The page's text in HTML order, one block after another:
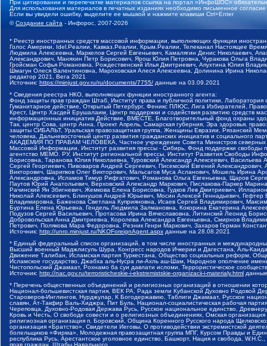
При цитировании и перепечатке материалов ссылка на портал «ИнфоШОС»
Для использования материалов в печатных изданиях необходимо письменное
Если вы увидели ошибку, выделите ее мышкой и нажмите клавиши Ctrl+Enter
©Создание сайта - Инфорос, 2007-2026
* Реестр иностранных средств массовой информации, выполняющих функции
Голос Америки, Idel.Реалии, Кавказ.Реалии, Крым.Реалии, Телеканал Настоящее
Людмила Алексеевна, Маркелов Сергей Евгеньевич, Камалягин Денис Николаевич,
Александрович, Маняхин Петр Борисович, Ярош Юлия Петровна, Чуракова Ольга
Гройсман Софья Романовна, Рождественский Илья Дмитриевич, Апухтина Юлия
Шмагун Олеся Валентиновна, Мароховская Алеся Алексеевна, Долинина Ирина
редактор 2021, Вега 2021
Источник: https://minjust.gov.ru/ru/documents/7755/ данные на 03.09.2021
* Сведения реестра НКО, выполняющих функции иностранного агента:
Фонд защиты прав граждан Штаб, Институт права и публичной политики,
Гуманитарное действие, Открытый Петербург, Феникс ПЛЮС, Лига Избирателей,
Крест, Центр Хасдей Ерушалаим, Центр поддержки и содействия развитию средств
информационных инициатив Действие, ВМЕСТЕ, Благотворительный фонд охраны
Так, центр Сова, центр Анна, Проект Апрель, Самарская губерния, Эра здоровья,
защиты СИБАЛЬТ, Уральская правозащитная группа, Женщины Евразии, Рязанский
человека, Дальневосточный центр развития гражданских инициатив и социального
АКАДЕМИЯ ПО ПРАВАМ ЧЕЛОВЕКА, Частное учреждение Совета Министров северных
Массовой Информации, Институт развития прессы - Сибирь, Фонд поддержки
агентство МЕМО. РУ, Институт региональной прессы, Институт Развития Свободы
Борисовна, Таранова Юлия Николаевна, Туровский Александр Алексеевич,
Сергей Георгиевич, Пивоваров Андрей Сергеевич, Писемский Евгений
Викторович, Шарипков Олег Викторович, Мальсагов Муса Асланович, Мошель Ирина
Александровна, Исламов Тимур Рифгатович, Романова Ольга Евгеньевна, Щаров
Паутов Юрий Анатольевич, Верховский Александр Маркович, Пислакова-Паркер
Рачинский Ян Збигневич, Жемкова Елена Борисовна, Гудков Лев Дмитриевич,
Николай Алексеевич, Блинушов Андрей Юрьевич, Мосин Алексей Геннадьевич,
Владимировна, Баженова Светлана Куприяновна, Исаев Сергей Владимирович,
Буртина Елена Юрьевна, Гендель Людмила Залмановна, Кокорина Екатерина
Подузов Сергей Васильевич, Протасова Ирина Вячеславовна, Литинский Леонид
Добровольская Анна Дмитриевна, Королева Александра Евгеньевна, Смирнов
Петрович, Полякова Мара Федоровна, Резник Генри Маркович, Захаров Герман
Источник: http://unro.minjust.ru/NKOForeignAgent.aspx данные на 28.08.2021
* Единый федеральный список организаций, в том числе иностранных и
Высший военный Маджлисуль Шура, Конгресс народов Ичкерии и Дагестана, Аль-
Движение Талибан, Исламская партия Туркестана, Общество социальных реформ,
Исламское государство, Джабха аль-Нусра ли-Ахль аш-Шам, Народное ополчение
Чистопольский Джамаат, Рохнамо ба суи давлати исломи, Террористическое
Источник: http://nac.gov.ru/terroristicheskie-i-ekstremistskie-organizacii-i-materialy.html
* Перечень общественных объединений и религиозных организаций в отношении
Национал-большевистская партия, ВЕК РА, Рада земли Кубанской Духовно Родовой
Староверов-Инглингов, Нурджулар, К Богодержавию, Таблиги Джамаат, Русское
славян, Ат-Такфир Валь-Хиджра, Пит Буль, Национал-социалистическая рабочая
Череповца, Духовно-Родовая Держава Русь, Русское национальное единство,
Кровь и Честь, О свободе совести и о религиозных объединениях, Омская
религиозная организация п. Боровский, Община Коренного Русского народа
организация «Братство», Свидетели Иеговы, О противодействии экстремистской
болельщиков «Фирма», Молодежная правозащитная группа МПГ, Курсом Правды и
республика Русь, Арестантское уголовное единство, Башкорт, Нация и свобода,
прав граждан, Штабы Навального